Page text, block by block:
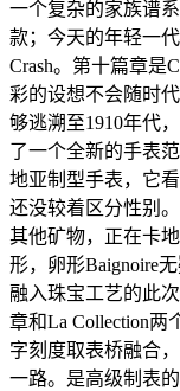
一个复杂的家族谱
款；今天的年轻一
Crash。第十篇章是
彩的设想不会随时
够逃溯至1910年代
了一个全新的手表
地亚制型手表，它
还没较着区分性别
其他矿物，正在卡
形，卵形Baignoire
融入珠宝工艺的此
章和La Collection
字刻度取表桥融合
一路。是高级制表